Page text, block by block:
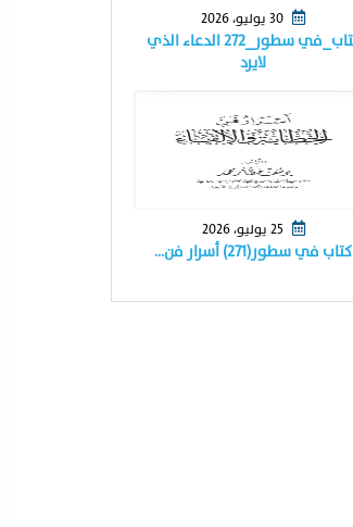
كتاب_في سطور_٢٧٢ الدعاء الذي
لايرد
كتاب في سطور(٢٧١) أسرار فن…